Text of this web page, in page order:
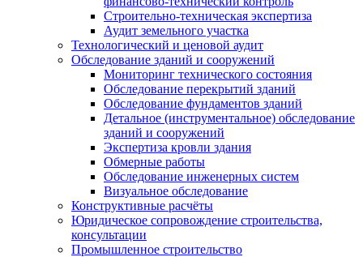
Строительно-техническая экспертиза
Аудит земельного участка
Технологический и ценовой аудит
Обследование зданий и сооружений
Мониторинг технического состояния
Обследование перекрытий зданий
Обследование фундаментов зданий
Детальное (инструментальное) обследование
зданий и сооружений
Экспертиза кровли здания
Обмерные работы
Обследование инженерных систем
Визуальное обследование
Конструктивные расчёты
Юридическое сопровождение строительства,
консультации
Промышленное строительство